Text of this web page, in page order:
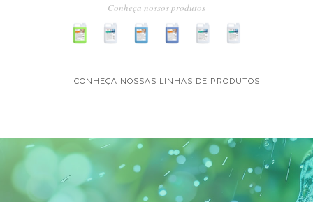
Conheça nossos produtos
CONHEÇA NOSSAS LINHAS DE PRODUTOS